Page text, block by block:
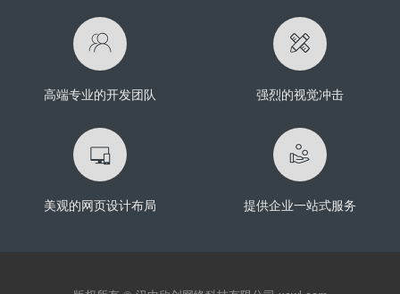
它的成本被提高效率的承诺抵消。如果您的组织有
保证定制软件开发的足够独特的需求，那么定制一
个解决方案会是一个明智的做法，而不要满足于一
的系统之后，下载MetInfo的网站模板，解压开就会
发现里面有许多的php动态网页文件，这些我们都
不需要管，只需要将下载解压的文件夹：如下方
（文件夹名字可能不一样），可以使用FTP工具上
传
进行宣传推广去发展潜在的客源，让更多的潜在消
费者发现这个电商网站的存在，并吸引过来。其次
是电商时代的一个特性，电商网站建设可以通过互
联网去拓展市场，在电子商务发展迅猛的今天，市
空间。最后一点，不得不说的就是互联网对于人们
迎，并开始成为日常生活中不可缺少的一部分，所
以建设电商网站自然也就很重要了。电子商务网站
建设的好处有哪些：电商网站可谓是集销售、服务
跟资讯一体化的电子商务平台，具有强大的订购功
能于一体，这是一个能够让消费者跟商家进行交易
高端专业的开发团队 强烈的视觉冲击
美观的网页设计布局 提供企业一站式服务